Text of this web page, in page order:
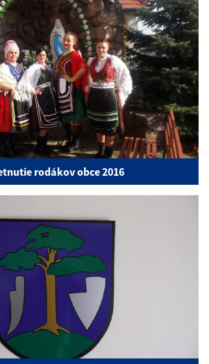
rodákov obce 2016